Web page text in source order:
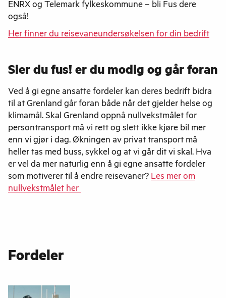
ENRX og Telemark fylkeskommune – bli Fus dere
også!
Her finner du reisevaneundersøkelsen for din bedrift
Sier du fus! er du modig og går foran
Ved å gi egne ansatte fordeler kan deres bedrift bidra
til at Grenland går foran både når det gjelder helse og
klimamål. Skal Grenland oppnå nullvekstmålet for
persontransport må vi rett og slett ikke kjøre bil mer
enn vi gjør i dag. Økningen av privat transport må
heller tas med buss, sykkel og at vi går dit vi skal. Hva
er vel da mer naturlig enn å gi egne ansatte fordeler
som motiverer til å endre reisevaner? Les mer om
nullvekstmålet her
Fordeler